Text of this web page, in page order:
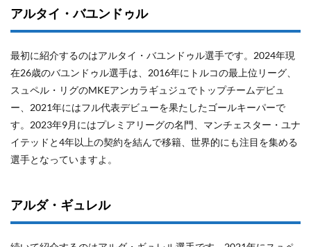
アルタイ・バユンドゥル
最初に紹介するのはアルタイ・バユンドゥル選手です。2024年現
在26歳のバユンドゥル選手は、2016年にトルコの最上位リーグ、
スュペル・リグのMKEアンカラギュジュでトップチームデビュ
ー、2021年にはフル代表デビューを果たしたゴールキーパーで
す。2023年9月にはプレミアリーグの名門、マンチェスター・ユナ
イテッドと4年以上の契約を結んで移籍、世界的にも注目を集める
選手となっていますよ。
アルダ・ギュレル